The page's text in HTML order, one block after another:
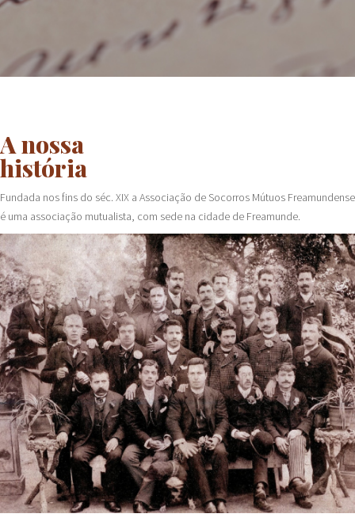
A nossa
história
Fundada nos fins do séc. XIX a Associação de Socorros Mútuos Freamundense
é uma associação mutualista, com sede na cidade de Freamunde.